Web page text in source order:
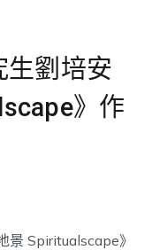
生劉培安
》作
景 Spiritualscape》